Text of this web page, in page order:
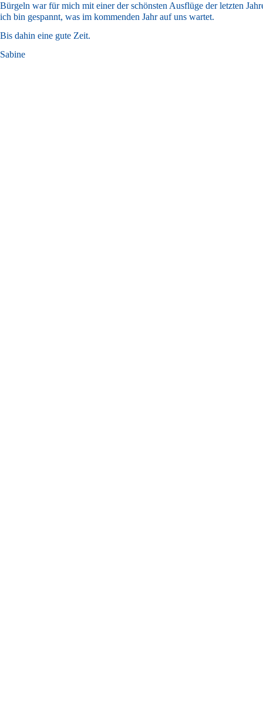
Bürgeln war für mich mit einer der schönsten Ausflüge der letzten
ich bin gespannt, was im kommenden Jahr auf uns wartet.
Bis dahin eine gute Zeit.
Sabine